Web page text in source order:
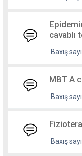
cavablı
Baxış
MBT A
Baxış
Baxış